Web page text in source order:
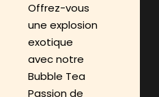
Offrez-vous
une explosion
exotique
avec notre
Bubble Tea